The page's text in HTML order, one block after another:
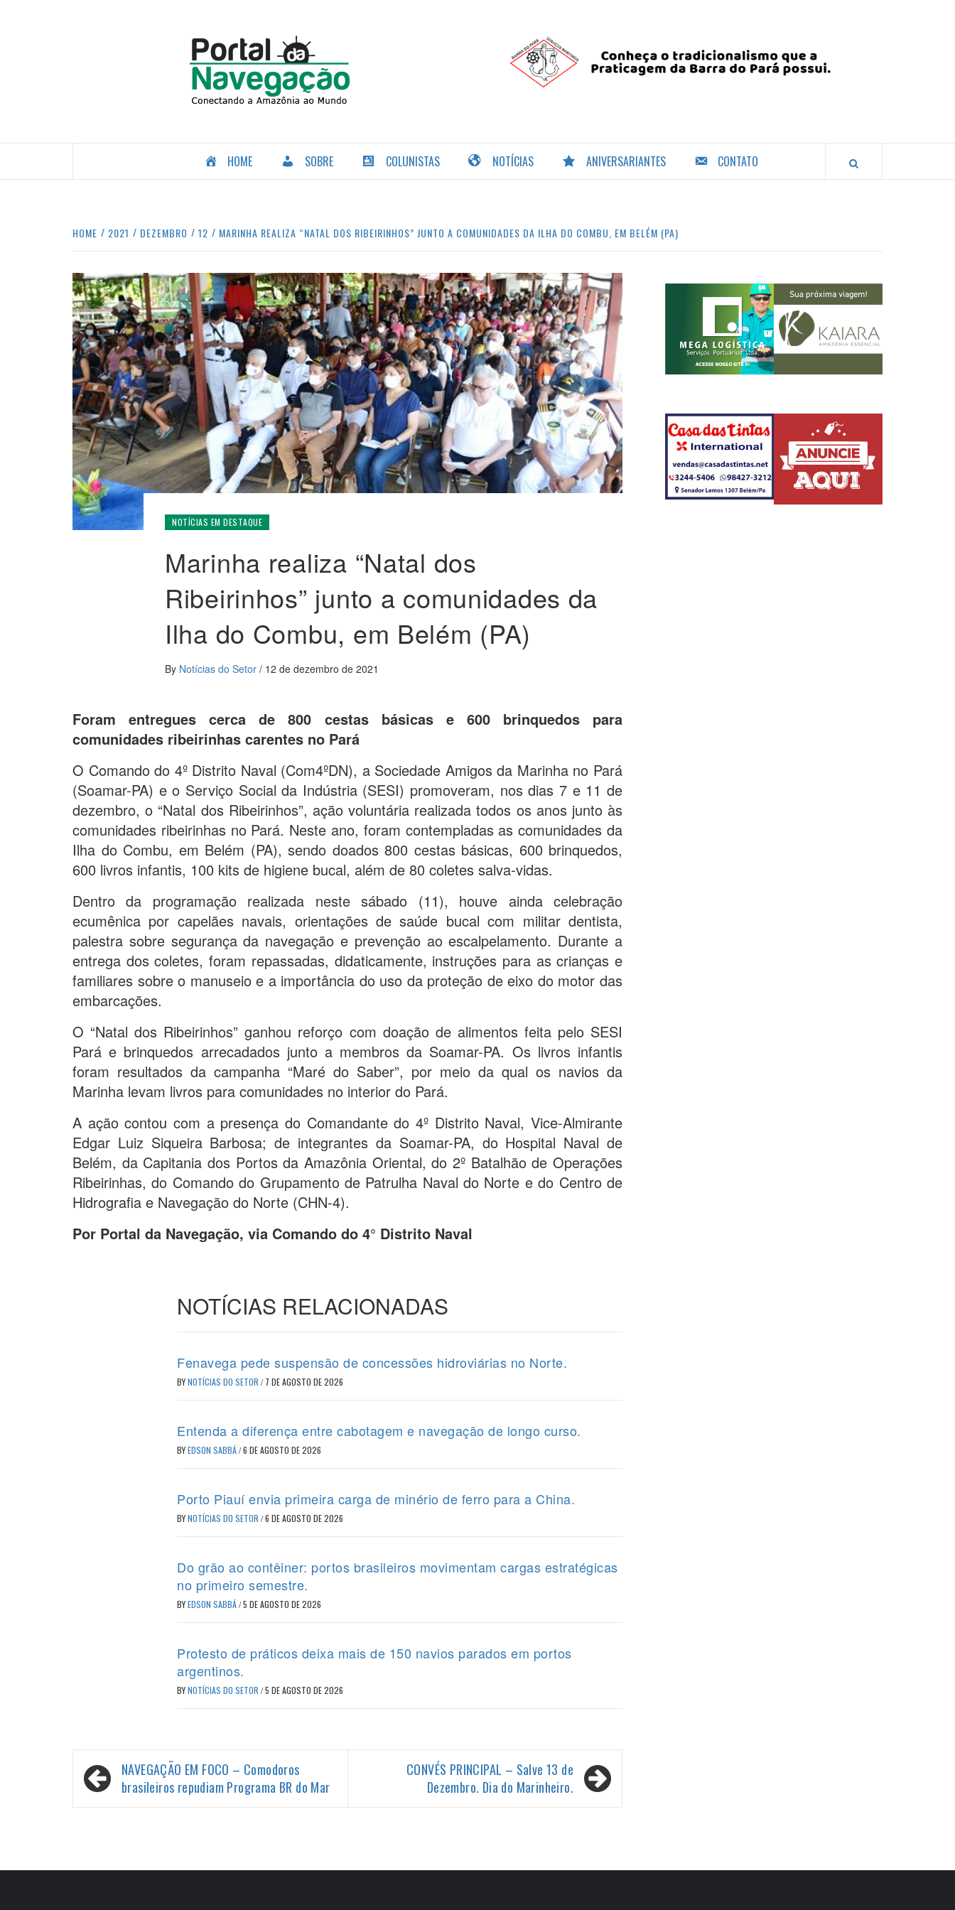
HOME SOBRE COLUNISTAS NOTÍCIAS ANIVERSARIANTES CONTATO
HOME 2021 DEZEMBRO 12 MARINHA REALIZA “NATAL DOS RIBEIRINHOS” JUNTO A COMUNIDADES DA ILHA DO COMBU, EM BELÉM (PA)
NOTÍCIAS EM DESTAQUE
Marinha realiza “Natal dos
Ribeirinhos” junto a comunidades da
Ilha do Combu, em Belém (PA)
By Notícias do Setor / 12 de dezembro de 2021
Foram entregues cerca de 800 cestas básicas e 600 brinquedos para
comunidades ribeirinhas carentes no Pará
O Comando do 4º Distrito Naval (Com4ºDN), a Sociedade Amigos da Marinha no Pará
(Soamar-PA) e o Serviço Social da Indústria (SESI) promoveram, nos dias 7 e 11 de
dezembro, o “Natal dos Ribeirinhos”, ação voluntária realizada todos os anos junto às
comunidades ribeirinhas no Pará. Neste ano, foram contempladas as comunidades da
Ilha do Combu, em Belém (PA), sendo doados 800 cestas básicas, 600 brinquedos,
600 livros infantis, 100 kits de higiene bucal, além de 80 coletes salva-vidas.
Dentro da programação realizada neste sábado (11), houve ainda celebração
ecumênica por capelães navais, orientações de saúde bucal com militar dentista,
palestra sobre segurança da navegação e prevenção ao escalpelamento. Durante a
entrega dos coletes, foram repassadas, didaticamente, instruções para as crianças e
familiares sobre o manuseio e a importância do uso da proteção de eixo do motor das
embarcações.
O “Natal dos Ribeirinhos” ganhou reforço com doação de alimentos feita pelo SESI
Pará e brinquedos arrecadados junto a membros da Soamar-PA. Os livros infantis
foram resultados da campanha “Maré do Saber”, por meio da qual os navios da
Marinha levam livros para comunidades no interior do Pará.
A ação contou com a presença do Comandante do 4º Distrito Naval, Vice-Almirante
Edgar Luiz Siqueira Barbosa; de integrantes da Soamar-PA, do Hospital Naval de
Belém, da Capitania dos Portos da Amazônia Oriental, do 2º Batalhão de Operações
Ribeirinhas, do Comando do Grupamento de Patrulha Naval do Norte e do Centro de
Hidrografia e Navegação do Norte (CHN-4).
Por Portal da Navegação, via Comando do 4° Distrito Naval
NOTÍCIAS RELACIONADAS
Fenavega pede suspensão de concessões hidroviárias no Norte.
BYNOTÍCIAS DO SETOR / 7 DE AGOSTO DE 2026
Entenda a diferença entre cabotagem e navegação de longo curso.
BYEDSON SABBÁ/6 DE AGOSTO DE 2026
Porto Piauí envia primeira carga de minério de ferro para a China.
BYNOTÍCIAS DO SETOR /6 DE AGOSTO DE 2026
Do grão ao contêiner: portos brasileiros movimentam cargas estratégicas
no primeiro semestre.
BYEDSON SABBÁ/5 DE AGOSTO DE 2026
Protesto de práticos deixa mais de 150 navios parados em portos
argentinos.
BYNOTÍCIAS DO SETOR /5 DE AGOSTO DE 2026
Navegação
de
NAVEGAÇÃO EM FOCO – Comodoros
brasileiros repudiam Programa BR do Mar
CONVÉS PRINCIPAL – Salve 13 de
Dezembro. Dia do Marinheiro.